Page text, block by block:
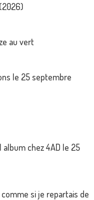
au vert
le 25 septembre
chez 4AD le 25
comme si je repartais de